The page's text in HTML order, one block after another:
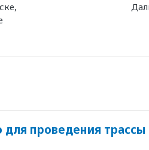
проведения